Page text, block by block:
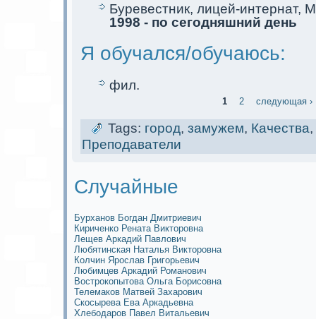
Буревестник, лицей-интернат,
1998 - по сегодняшний день
Я обучался/обучаюсь:
фил.
1 2 следующая ›
Tags: город, замужем, Качества,
Преподаватели
Случайные
Бурханов Богдан Дмитриевич
Кириченко Рената Викторовна
Лещев Аркaдий Павлович
Любятинскaя Наталья Викторовна
Колчин Ярослав Григорьевич
Любимцев Аркaдий Романович
Вострoкопытова Ольга Борисовна
Телемаков Матвей Захарович
Скосырева Ева Аркaдьевна
Хлебодаров Павел Витальевич